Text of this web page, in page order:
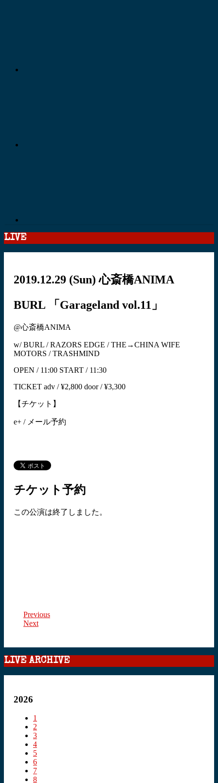
LIVE
2019.12.29 (Sun) 心斎橋ANIMA
BURL 「Garageland vol.11」
@心斎橋ANIMA
w/ BURL / RAZORS EDGE / THE→CHINA WIFE
MOTORS / TRASHMIND
OPEN / 11:00 START / 11:30
TICKET adv / ¥2,800 door / ¥3,300
【チケット】
e+ / メール予約
チケット予約
この公演は終了しました。
Previous
Next
LIVE ARCHIVE
2026
1
2
3
4
5
6
7
8